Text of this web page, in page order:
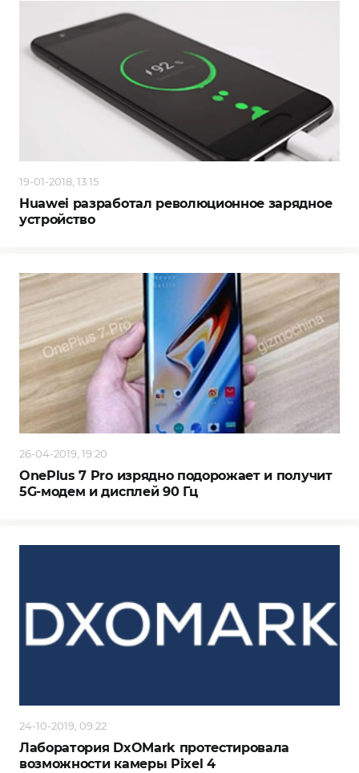
19-01-2018, 13:15
Huawei разработал революционное зарядное
устройство
26-04-2019, 19:20
OnePlus 7 Pro изрядно подорожает и получит
5G-модем и дисплей 90 Гц
24-10-2019, 09:22
Лаборатория DxOMark протестировала
возможности камеры Pixel 4